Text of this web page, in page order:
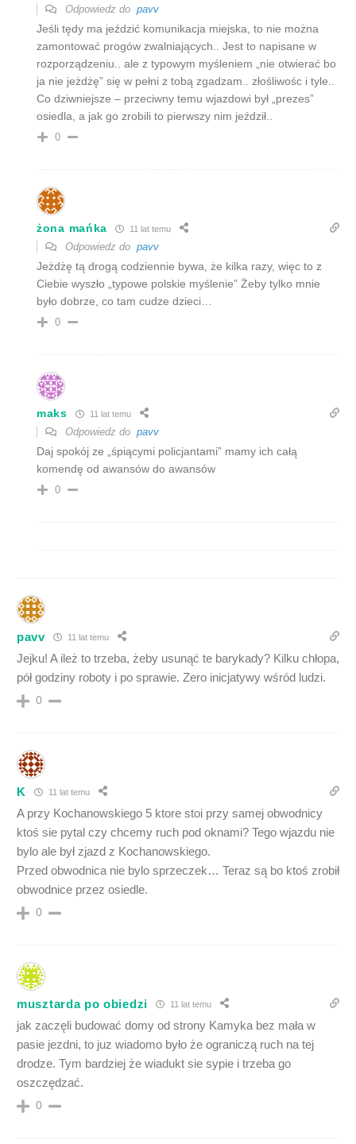
Odpowiedz do pavv
Jeśli tędy ma jeździć komunikacja miejska, to nie można
zamontować progów zwalniających.. Jest to napisane w
rozporządzeniu.. ale z typowym myśleniem „nie otwierać bo
ja nie jeżdżę” się w pełni z tobą zgadzam.. złośliwośc i tyle..
Co dziwniejsze – przeciwny temu wjazdowi był „prezes”
osiedla, a jak go zrobili to pierwszy nim jeździł..
0
żona mańka 11 lat temu
Odpowiedz do pavv
Jeżdżę tą drogą codziennie bywa, że kilka razy, więc to z
Ciebie wyszło „typowe polskie myślenie” Żeby tylko mnie
było dobrze, co tam cudze dzieci…
0
maks 11 lat temu
Odpowiedz do pavv
Daj spokój ze „śpiącymi policjantami” mamy ich całą
komendę od awansów do awansów
0
pavv 11 lat temu
Jejku! A ileż to trzeba, żeby usunąć te barykady? Kilku chłopa,
pół godziny roboty i po sprawie. Zero inicjatywy wśród ludzi.
0
K 11 lat temu
A przy Kochanowskiego 5 ktore stoi przy samej obwodnicy
ktoś sie pytal czy chcemy ruch pod oknami? Tego wjazdu nie
bylo ale był zjazd z Kochanowskiego.
Przed obwodnica nie bylo sprzeczek… Teraz są bo ktoś zrobił
obwodnice przez osiedle.
0
musztarda po obiedzi 11 lat temu
jak zaczęli budować domy od strony Kamyka bez mała w
pasie jezdni, to juz wiadomo było że ograniczą ruch na tej
drodze. Tym bardziej że wiadukt sie sypie i trzeba go
oszczędzać.
0